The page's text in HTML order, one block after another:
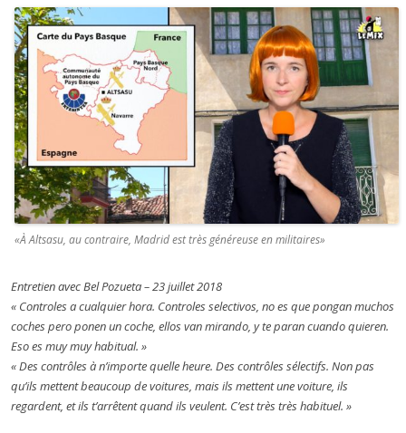
«À Altsasu, au contraire, Madrid est très généreuse en militaires»
Entretien avec Bel Pozueta – 23 juillet 2018
« Controles a cualquier hora. Controles selectivos, no es que pongan muchos
coches pero ponen un coche, ellos van mirando, y te paran cuando quieren.
Eso es muy muy habitual. »
« Des contrôles à n’importe quelle heure. Des contrôles sélectifs. Non pas
qu’ils mettent beaucoup de voitures, mais ils mettent une voiture, ils
regardent, et ils t’arrêtent quand ils veulent. C’est très très habituel. »